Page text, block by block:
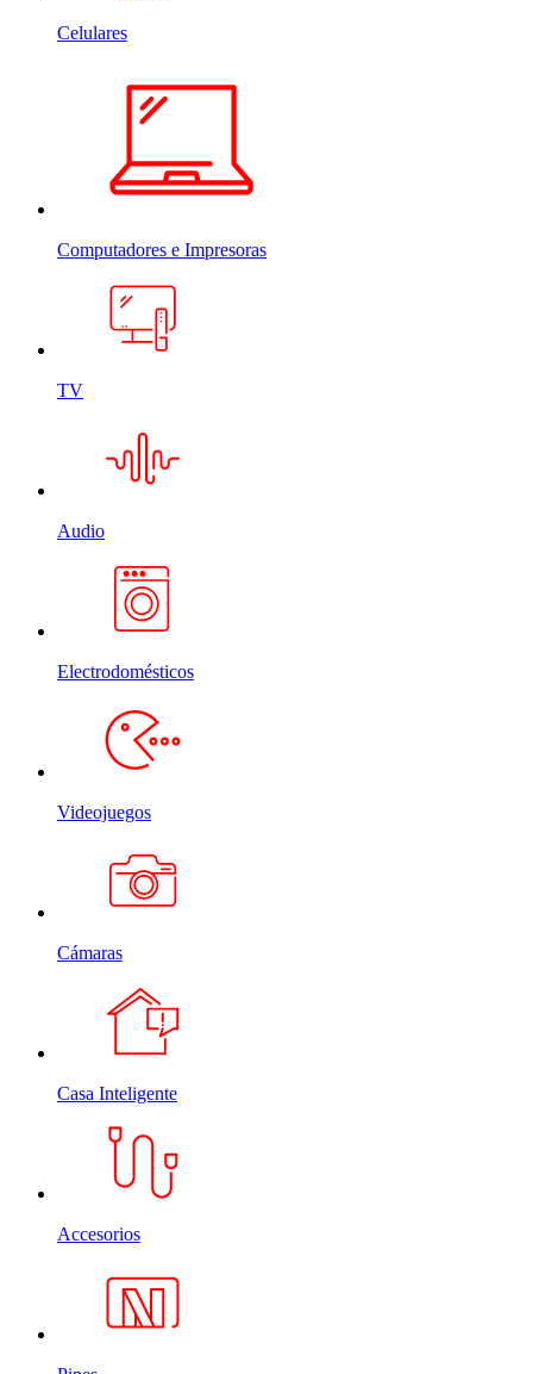
Celulares
Computadores e Impresoras
TV
Audio
Electrodomésticos
Videojuegos
Cámaras
Casa Inteligente
Accesorios